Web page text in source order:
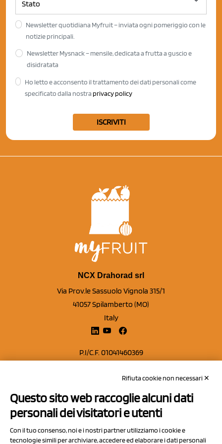
Newsletter quotidiana Myfruit – inviata ogni pomeriggio con le
notizie principali.
Newsletter Mysnack – mensile, dedicata a frutta a guscio e
disidratata
Ho letto e acconsento il trattamento dei dati personali come
specificato dalla nostra privacy policy
ISCRIVITI
NCX Drahorad srl
Via Prov.le Sassuolo Vignola 315/1
41057 Spilamberto (MO)
Italy
P.I/C.F. 01041460369
Capitale sociale Euro 50.000,00 i.v.
Contatti
Privacy Policy
Rifiuta cookie non necessari ✕
Questo sito web raccoglie alcuni dati
personali dei visitatori e utenti
Con il tuo consenso, noi e i nostri partner utilizziamo i cookie e
tecnologie simili per archiviare, accedere ed elaborare i dati personali